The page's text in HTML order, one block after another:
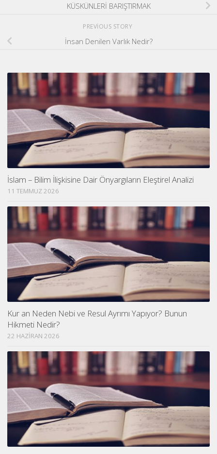
KÜSKÜNLERİ BARIŞTIRMAK
PREVIOUS STORY
İnsan Denilen Varlık Nedir?
İslam – Bilim İlişkisine Dair Önyargıların Eleştirel Analizi
11 TEMMUZ 2026
Kur an Neden Nebi ve Resul Ayrımı Yapıyor? Bunun
Hikmeti Nedir?
22 HAZIRAN 2026